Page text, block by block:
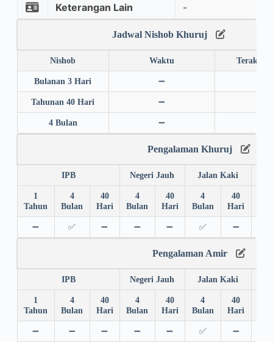
Keterangan Lain
-
Jadwal Nishob Khuruj
Nishob Waktu Terakhir
Bulanan 3 Hari ➖
Tahunan 40 Hari ➖
4 Bulan ➖
Pengalaman Khuruj
IPB Negeri Jauh Jalan Kaki
1
Tahun
4
Bulan
40
Hari
4
Bulan
40
Hari
4
Bulan
40
Hari
➖ ✅ ➖ ➖ ➖ ✅ ➖
Pengalaman Amir
IPB Negeri Jauh Jalan Kaki
1
Tahun
4
Bulan
40
Hari
4
Bulan
40
Hari
4
Bulan
40
Hari
➖ ➖ ➖ ➖ ➖ ✅ ➖